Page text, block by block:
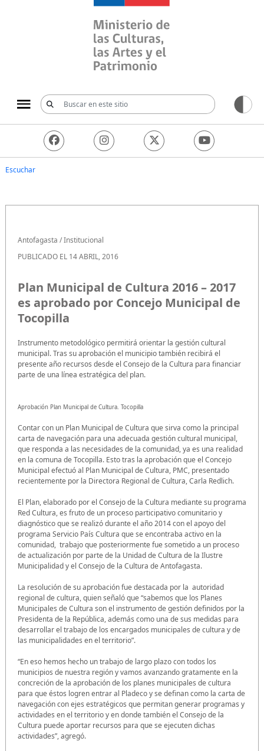
Ministerio de las
Escuchar
Antofagasta /Institucional
PUBLICADO EL 14 ABRIL, 2016
Plan Municipal de Cultura 2016 – 2017
es aprobado por Concejo Municipal de
Tocopilla
Instrumento metodológico permitirá orientar la gestión cultural
municipal. Tras su aprobación el municipio también recibirá el
presente año recursos desde el Consejo de la Cultura para financiar
parte de una línea estratégica del plan.
Aprobación Plan Municipal de Cultura. Tocopilla
Contar con un Plan Municipal de Cultura que sirva como la principal
carta de navegación para una adecuada gestión cultural municipal,
que responda a las necesidades de la comunidad, ya es una realidad
en la comuna de Tocopilla. Esto tras la aprobación que el Concejo
Municipal efectuó al Plan Municipal de Cultura, PMC, presentado
recientemente por la Directora Regional de Cultura, Carla Redlich.
El Plan, elaborado por el Consejo de la Cultura mediante su programa
Red Cultura, es fruto de un proceso participativo comunitario y
diagnóstico que se realizó durante el año 2014 con el apoyo del
programa Servicio País Cultura que se encontraba activo en la
comunidad, trabajo que posteriormente fue sometido a un proceso
de actualización por parte de la Unidad de Cultura de la Ilustre
Municipalidad y el Consejo de la Cultura de Antofagasta.
La resolución de su aprobación fue destacada por la autoridad
regional de cultura, quien señaló que “sabemos que los Planes
Municipales de Cultura son el instrumento de gestión definidos por la
Presidenta de la República, además como una de sus medidas para
desarrollar el trabajo de los encargados municipales de cultura y de
las municipalidades en el territorio”.
“En eso hemos hecho un trabajo de largo plazo con todos los
municipios de nuestra región y vamos avanzando gratamente en la
concreción de la aprobación de los planes municipales de cultura
para que éstos logren entrar al Pladeco y se definan como la carta de
navegación con ejes estratégicos que permitan generar programas y
actividades en el territorio y en donde también el Consejo de la
Cultura puede aportar recursos para que se ejecuten dichas
actividades”, agregó.